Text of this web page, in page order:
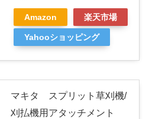
Amazon 楽天市場
Yahooショッピング
マキタ スプリット草刈機/
刈払機用アタッチメント